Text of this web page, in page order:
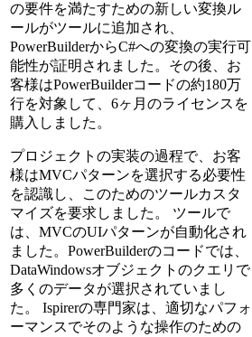
の要件を満たすための新しい変換ル
ールがツールに追加され、
PowerBuilderからC#への変換の実行可
能性が証明されました。その後、お
客様はPowerBuilderコードの約180万
行を対象して、6ヶ月のライセンスを
購入しました。
プロジェクトの実装の過程で、お客
様はMVCパターンを選択する必要性
を認識し、このためのツールカスタ
マイズを要求しました。 ツールで
は、MVCのUIパターンが自動化され
ました。PowerBuilderのコードでは、
DataWindowsオブジェクトのクエリで
多くのデータが選択されていまし
た。 Ispirerの専門家は、適切なパフォ
ーマンスでそのような操作のための